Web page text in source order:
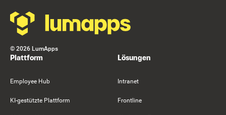
© 2026 LumApps
Plattform
Employee Hub
KI-gestützte Plattform
Lösungen
Intranet
Frontline